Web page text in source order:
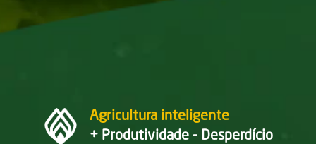
Agricultura inteligente
+ Produtividade - Desperdício